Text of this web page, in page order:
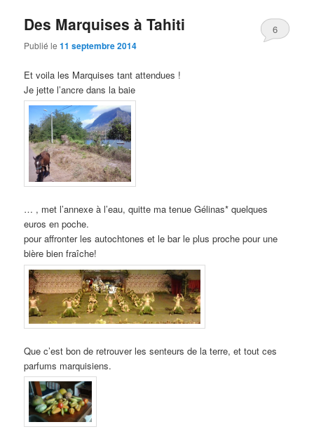
Des Marquises à Tahiti
Publié le11 septembre 2014
6
Et voila les Marquises tant attendues !
Je jette l’ancre dans la baie
… , met l’annexe à l’eau, quitte ma tenue Gélinas* quelques
euros en poche.
pour affronter les autochtones et le bar le plus proche pour une
bière bien fraîche!
Que c’est bon de retrouver les senteurs de la terre, et tout ces
parfums marquisiens.